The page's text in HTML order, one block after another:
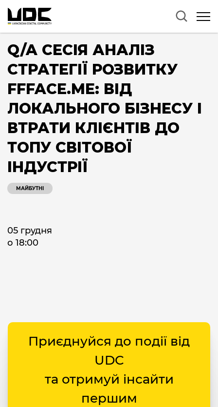
Q/A СЕСІЯ АНАЛІЗ
СТРАТЕГІЇ РОЗВИТКУ
FFFACE.ME: ВІД
ЛОКАЛЬНОГО БІЗНЕСУ І
ВТРАТИ КЛІЄНТІВ ДО
ТОПУ СВІТОВОЇ
ІНДУСТРІЇ
МАЙБУТНІ
05 грудня
о 18:00
Приєднуйся до події від
UDC
та отримуй інсайти
першим